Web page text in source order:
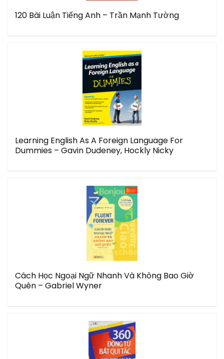
120 Bài Luận Tiếng Anh – Trần Mạnh Tường
Learning English As A Foreign Language For
Dummies – Gavin Dudeney, Hockly Nicky
Cách Học Ngoại Ngữ Nhanh Và Không Bao Giờ
Quên – Gabriel Wyner